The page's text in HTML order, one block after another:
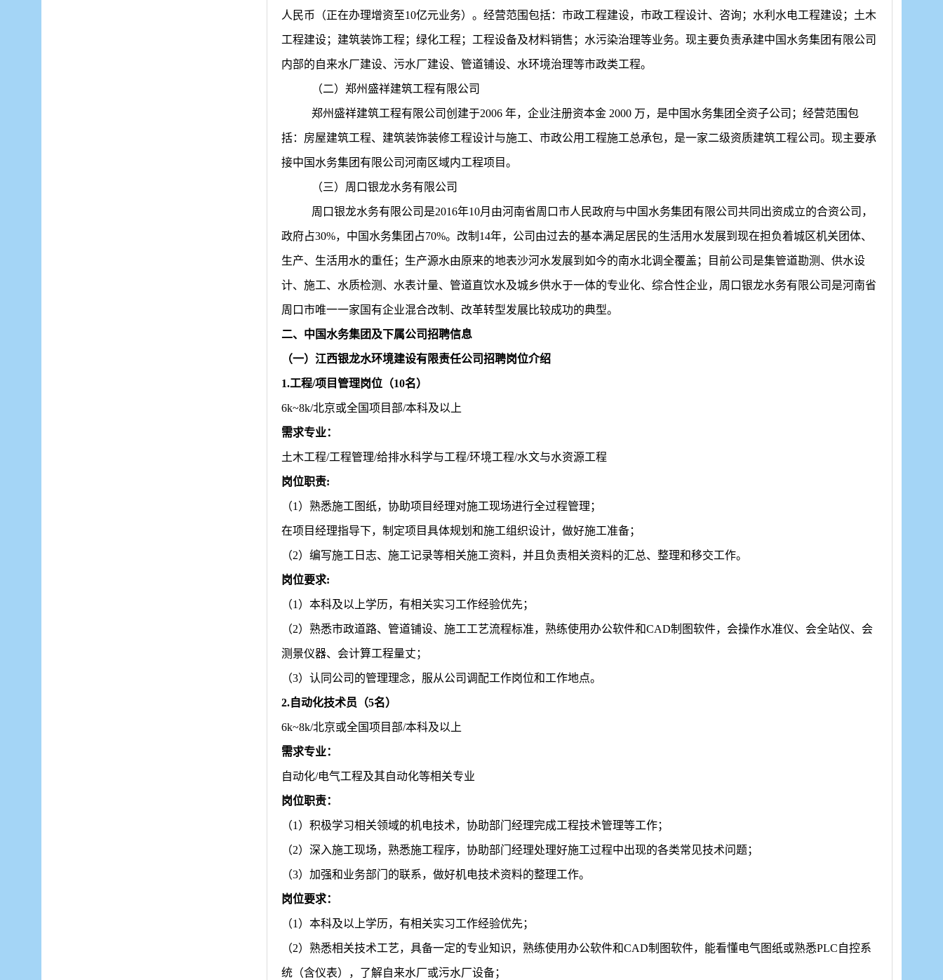
人民币（正在办理增资至10亿元业务）。经营范围包括：市政工程建设，市政工程设计、咨询；水利水电工程建设；土木
工程建设；建筑装饰工程；绿化工程；工程设备及材料销售；水污染治理等业务。现主要负责承建中国水务集团有限公司
内部的自来水厂建设、污水厂建设、管道铺设、水环境治理等市政类工程。
（二）郑州盛祥建筑工程有限公司
郑州盛祥建筑工程有限公司创建于2006 年，企业注册资本金 2000 万，是中国水务集团全资子公司；经营范围包
括：房屋建筑工程、建筑装饰装修工程设计与施工、市政公用工程施工总承包，是一家二级资质建筑工程公司。现主要承
接中国水务集团有限公司河南区域内工程项目。
（三）周口银龙水务有限公司
周口银龙水务有限公司是2016年10月由河南省周口市人民政府与中国水务集团有限公司共同出资成立的合资公司，
政府占30%，中国水务集团占70%。改制14年，公司由过去的基本满足居民的生活用水发展到现在担负着城区机关团体、
生产、生活用水的重任；生产源水由原来的地表沙河水发展到如今的南水北调全覆盖；目前公司是集管道勘测、供水设
计、施工、水质检测、水表计量、管道直饮水及城乡供水于一体的专业化、综合性企业，周口银龙水务有限公司是河南省
周口市唯一一家国有企业混合改制、改革转型发展比较成功的典型。
二、中国水务集团及下属公司招聘信息
（一）江西银龙水环境建设有限责任公司招聘岗位介绍
1.工程/项目管理岗位（10名）
6k~8k/北京或全国项目部/本科及以上
需求专业：
土木工程/工程管理/给排水科学与工程/环境工程/水文与水资源工程
岗位职责:
（1）熟悉施工图纸，协助项目经理对施工现场进行全过程管理；
在项目经理指导下，制定项目具体规划和施工组织设计，做好施工准备；
（2）编写施工日志、施工记录等相关施工资料，并且负责相关资料的汇总、整理和移交工作。
岗位要求:
（1）本科及以上学历，有相关实习工作经验优先；
（2）熟悉市政道路、管道铺设、施工工艺流程标准，熟练使用办公软件和CAD制图软件，会操作水准仪、会全站仪、会
测景仪器、会计算工程量丈；
（3）认同公司的管理理念，服从公司调配工作岗位和工作地点。
2.自动化技术员（5名）
6k~8k/北京或全国项目部/本科及以上
需求专业：
自动化/电气工程及其自动化等相关专业
岗位职责：
（1）积极学习相关领域的机电技术，协助部门经理完成工程技术管理等工作；
（2）深入施工现场，熟悉施工程序，协助部门经理处理好施工过程中出现的各类常见技术问题；
（3）加强和业务部门的联系，做好机电技术资料的整理工作。
岗位要求：
（1）本科及以上学历，有相关实习工作经验优先；
（2）熟悉相关技术工艺， 具备一定的专业知识，熟练使用办公软件和CAD制图软件，能看懂电气图纸或熟悉PLC自控系
统（含仪表），了解自来水厂或污水厂设备；